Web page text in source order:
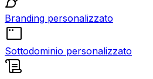
Branding personalizzato
Sottodominio personalizzato